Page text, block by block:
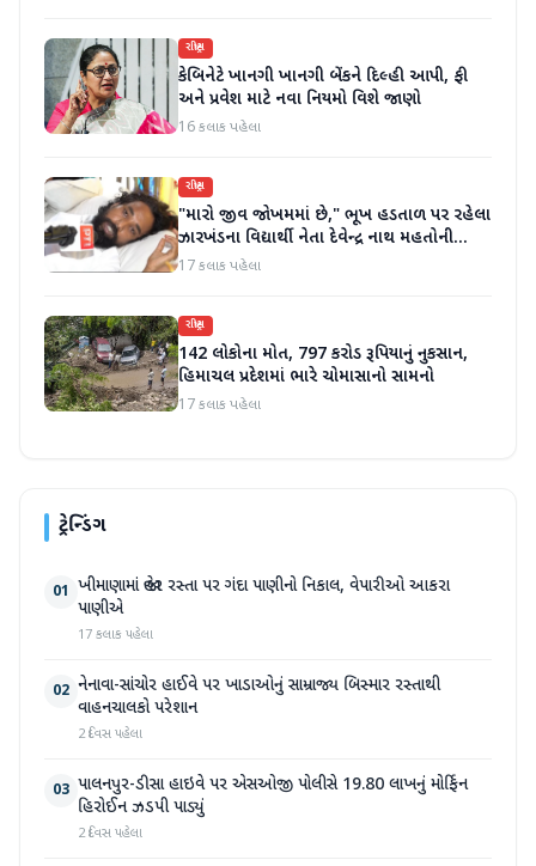
રાષ્ટ્રીય
કેબિનેટે ખાનગી ખાનગી બેંકને દિલ્હી આપી, ફી
અને પ્રવેશ માટે નવા નિયમો વિશે જાણો
16 કલાક પહેલા
રાષ્ટ્રીય
"મારો જીવ જોખમમાં છે," ભૂખ હડતાળ પર રહેલા
ઝારખંડના વિદ્યાર્થી નેતા દેવેન્દ્ર નાથ મહતોની
તબિયત ખરાબ
17 કલાક પહેલા
રાષ્ટ્રીય
142 લોકોના મોત, 797 કરોડ રૂપિયાનું નુકસાન,
હિમાચલ પ્રદેશમાં ભારે ચોમાસાનો સામનો
17 કલાક પહેલા
ટ્રેન્ડિંગ
01 ખીમાણામાં જાહેર રસ્તા પર ગંદા પાણીનો નિકાલ, વેપારીઓ આકરા
પાણીએ
17 કલાક પહેલા
02 નેનાવા-સાંચોર હાઈવે પર ખાડાઓનું સામ્રાજ્ય બિસ્માર રસ્તાથી
વાહનચાલકો પરેશાન
2 દિવસ પહેલા
03 પાલનપુર-ડીસા હાઇવે પર એસઓજી પોલીસે 19.80 લાખનું મોર્ફિન
હિરોઈન ઝડપી પાડ્યું
2 દિવસ પહેલા